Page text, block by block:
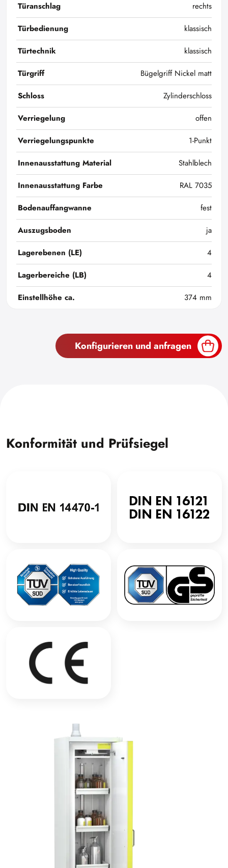
Türanschlag
rechts
Türbedienung
klassisch
Türtechnik
klassisch
Türgriff
Bügelgriff Nickel matt
Schloss
Zylinderschloss
Verriegelung
offen
Verriegelungspunkte
1-Punkt
Innenausstattung Material
Stahlblech
Innenausstattung Farbe
RAL 7035
Bodenauffangwanne
fest
Auszugsboden
ja
Lagerebenen (LE)
4
Lagerbereiche (LB)
4
Einstellhöhe ca.
374 mm
Konfigurieren und anfragen
Konformität und Prüfsiegel